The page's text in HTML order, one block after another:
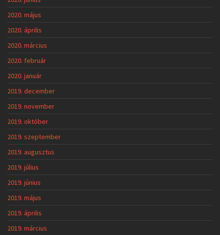
2020. május
2020. április
2020. március
2020. február
2020. január
2019. december
2019. november
2019. október
2019. szeptember
2019. augusztus
2019. július
2019. június
2019. május
2019. április
2019. március